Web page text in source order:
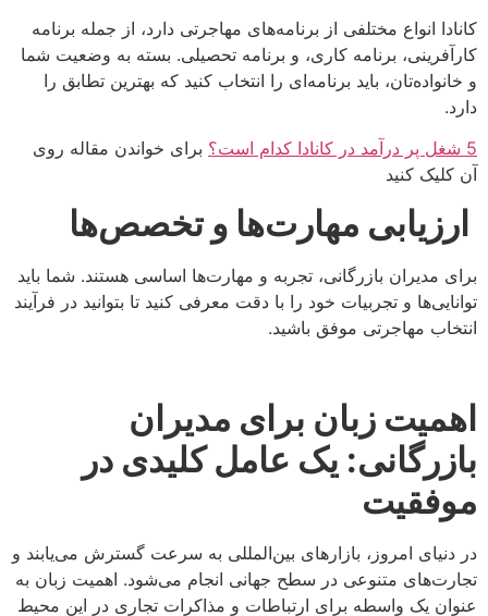
کانادا انواع مختلفی از برنامه‌های مهاجرتی دارد، از جمله برنامه
کارآفرینی، برنامه کاری، و برنامه تحصیلی. بسته به وضعیت شما
و خانواده‌تان، باید برنامه‌ای را انتخاب کنید که بهترین تطابق را
دارد.
5 شغل پر درآمد در کانادا کدام است؟
برای خواندن مقاله روی
آن کلیک کنید
ارزیابی مهارت‌ها و تخصص‌ها
برای مدیران بازرگانی، تجربه و مهارت‌ها اساسی هستند. شما باید
توانایی‌ها و تجربیات خود را با دقت معرفی کنید تا بتوانید در فرآیند
انتخاب مهاجرتی موفق باشید.
اهمیت زبان برای مدیران
بازرگانی: یک عامل کلیدی در
موفقیت
در دنیای امروز، بازارهای بین‌المللی به سرعت گسترش می‌یابند و
تجارت‌های متنوعی در سطح جهانی انجام می‌شود. اهمیت زبان به
عنوان یک واسطه برای ارتباطات و مذاکرات تجاری در این محیط